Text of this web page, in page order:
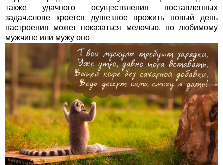
также удачного осуществления поставленных
задач.слове кроется душевное прожить новый день
настроения может показаться мелочью, но любимому
мужчине или мужу оно